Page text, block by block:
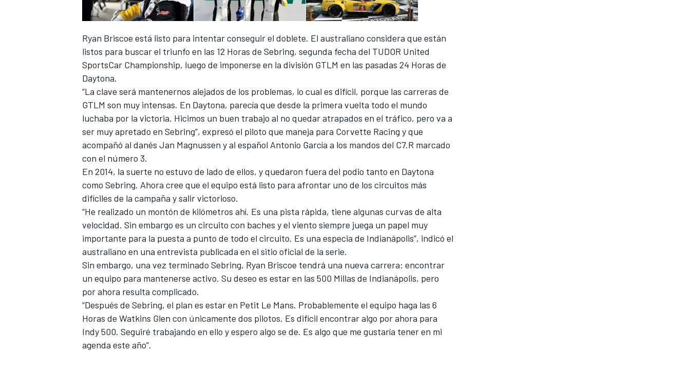
MOTOGP
NASCAR CUP
FÓRMULA E
Ryan Briscoe está listo para intentar conseguir el doblete. El australiano considera que están
listos para buscar el triunfo en las 12 Horas de Sebring, segunda fecha del TUDOR United
SportsCar Championship, luego de imponerse en la división GTLM en las pasadas 24 Horas de
Daytona.
“La clave será mantenernos alejados de los problemas, lo cual es difícil, porque las carreras de
GTLM son muy intensas. En Daytona, parecía que desde la primera vuelta todo el mundo
luchaba por la victoria. Hicimos un buen trabajo al no quedar atrapados en el tráfico, pero va a
ser muy apretado en Sebring”, expresó el piloto que maneja para Corvette Racing y que
acompañó al danés Jan Magnussen y al español Antonio García a los mandos del C7.R marcado
con el número 3.
En 2014, la suerte no estuvo de lado de ellos, y quedaron fuera del podio tanto en Daytona
como Sebring. Ahora cree que el equipo está listo para afrontar uno de los circuitos más
difíciles de la campaña y salir victorioso.
“He realizado un montón de kilómetros ahí. Es una pista rápida, tiene algunas curvas de alta
velocidad. Sin embargo es un circuito con baches y el viento siempre juega un papel muy
importante para la puesta a punto de todo el circuito. Es una especia de Indianápolis”, indicó el
australiano en una entrevista publicada en el sitio oficial de la serie.
Sin embargo, una vez terminado Sebring, Ryan Briscoe tendrá una nueva carrera: encontrar
un equipo para mantenerse activo. Su deseo es estar en las 500 Millas de Indianápolis, pero
por ahora resulta complicado.
“Después de Sebring, el plan es estar en Petit Le Mans. Probablemente el equipo haga las 6
Horas de Watkins Glen con únicamente dos pilotos. Es difícil encontrar algo por ahora para
Indy 500. Seguiré trabajando en ello y espero algo se de. Es algo que me gustaría tener en mi
agenda este año”.